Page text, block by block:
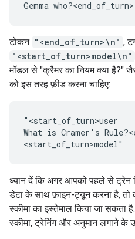
टोकन "<end_of_turn>\n" ,
"<start_of_turn>model\n"
मॉडल से "क्रैमर का नियम क्या है?"
को इस तरह फ़ीड करना चाहिए:
"<start_of_turn>user
What is Cramer's
ध्यान दें कि अगर आपको पहले से ट्रेन
डेटा के साथ फ़ाइन-ट्यून करना है, तो
स्कीमा का इस्तेमाल किया जा सकता
स्कीमा, ट्रेनिंग और अनुमान लगाने के